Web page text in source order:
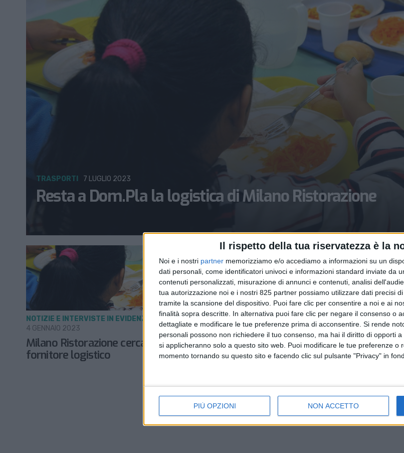
Il rispetto della tua riservatezza è la
Noi e i nostri partner memorizziamo e/o accediamo a informazioni su un
dati personali, come identificatori univoci e informazioni standard inviate da
contenuti personalizzati, misurazione di annunci e contenuti, analisi
tua autorizzazione noi e i nostri 825 partner possiamo utilizzare dati precisi
tramite la scansione del dispositivo. Puoi fare clic per consentire a noi e ai
finalità sopra descritte. In alternativa puoi fare clic per negare il consenso o
dettagliate e modificare le tue preferenze prima di acconsentire. Si rende
personali possono non richiedere il tuo consenso, ma hai il diritto di opporti
si applicheranno solo a questo sito web. Puoi modificare le tue preferenze o
momento tornando su questo sito e facendo clic sul pulsante "Privacy" in
PIÙ OPZIONI NON ACCETTO
Resta a Dom.Pla la logistica di Milano Ristorazione
TRASPORTI 7 LUGLIO 2023
Milano Ristorazione cerca un nuovo
fornitore logistico
NOTIZIE E INTERVISTE IN EVIDENZA
4 GENNAIO 2023